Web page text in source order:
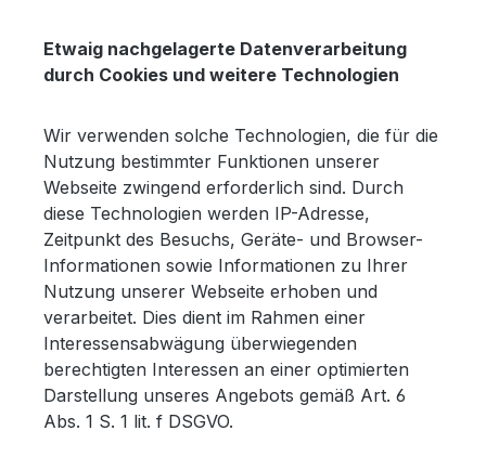
Etwaig nachgelagerte Datenverarbeitung
durch Cookies und weitere Technologien
Wir verwenden solche Technologien, die für die
Nutzung bestimmter Funktionen unserer
Webseite zwingend erforderlich sind. Durch
diese Technologien werden IP-Adresse,
Zeitpunkt des Besuchs, Geräte- und Browser-
Informationen sowie Informationen zu Ihrer
Nutzung unserer Webseite erhoben und
verarbeitet. Dies dient im Rahmen einer
Interessensabwägung überwiegenden
berechtigten Interessen an einer optimierten
Darstellung unseres Angebots gemäß Art. 6
Abs. 1 S. 1 lit. f DSGVO.